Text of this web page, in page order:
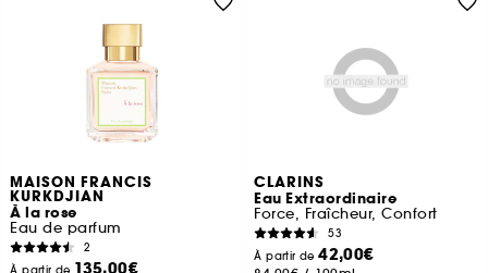
MAISON FRANCIS
KURKDJIAN
À la rose
Eau de parfum
2
135,00€
CLARINS
Eau Extraordinaire
Force, Fraîcheur, Confort
53
À partir de42,00€